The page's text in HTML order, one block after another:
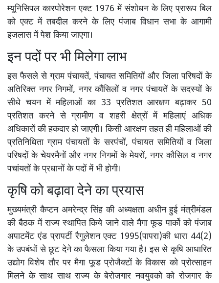
म्यूनिसिपल कारपोरेशन एक्ट 1976 में संशोधन के लिए प्रारूप बिल
को एक्ट में तबदील करने के लिए पंजाब विधान सभा के आगामी
इजलास में पेश किया जाएगा।
इन पदों पर भी मिलेगा लाभ
इस फैसले से ग्राम पंचायतें, पंचायत समितियों और जिला परिषदों के
अतिरिक्त नगर निगमों, नगर कौंसिलों व नगर पंचायतें के सदस्यों के
सीधे चयन में महिलाओं का 33 प्रतिशत आरक्षण बढ़ाकर 50
प्रतिशत करने से ग्रामीण व शहरी क्षेत्रों में महिलाएं अधिक
अधिकारों की हकदार हो जाएगी। किसी आरक्षण तहत ही महिलाओं की
प्रतिनिधिता ग्राम पंचायतों के सरपंचों, पंचायत समितियों व जिला
परिषदों के चेयरमैनों और नगर निगमों के मेयरों, नगर कौसिल व नगर
पचांयतों के प्रधानों के पदों में भी होगी।
कृषि को बढ़ावा देने का प्रयास
मुख्यमंत्री कैप्टन अमरेन्द्र सिंह की अध्यक्षता अधीन हुई मंत्रीमंडल
की बैठक में राज्य स्थापित किये जाने वाले मैगा फूड पार्को को पंजाब
अपाटमेंट एंड प्रापर्टी रैगुलेशन एक्ट 1995(पापरा)की धारा 44(2)
के उपबंधों से छूट देने का फैसला किया गया है। इस से कृषि आधारित
उद्योग विशेष तौर पर मैगा फूड प्रोजैक्टों के विकास को प्रोत्साहन
मिलने के साथ साथ राज्य के बेरोजगार नवयुवको को रोजगार के